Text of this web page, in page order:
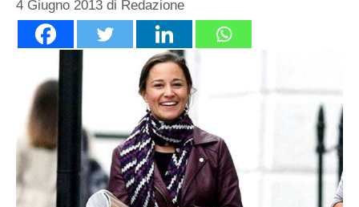
4 Giugno 2013 di Redazione